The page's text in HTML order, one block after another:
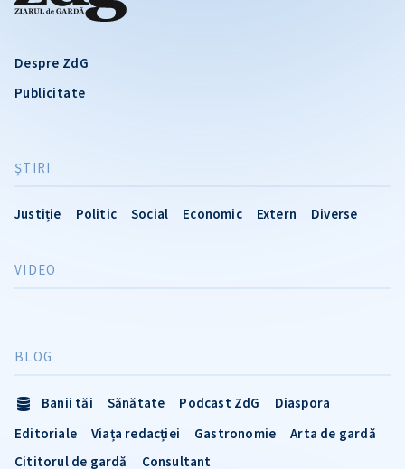
Despre ZdG
Publicitate
ŞTIRI
Justiție Politic Social Economic Extern Diverse
VIDEO
BLOG
Banii tăi Sănătate Podcast ZdG
Diaspora
Editoriale
Viața redacției Gastronomie
Arta de gardă
Cititorul de gardă
Consultant